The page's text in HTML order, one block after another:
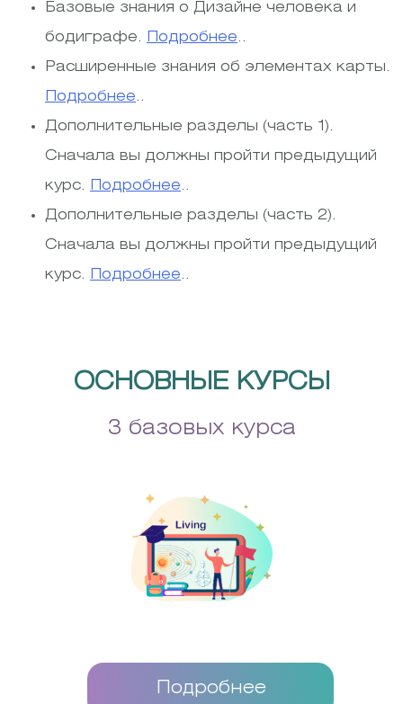
Базовые знания о Дизайне человека и
бодиграфе. Подробнее..
Расширенные знания об элементах карты.
Подробнее..
Дополнительные разделы (часть 1).
Сначала вы должны пройти предыдущий
курс. Подробнее..
Дополнительные разделы (часть 2).
Сначала вы должны пройти предыдущий
курс. Подробнее..
ОСНОВНЫЕ КУРСЫ
3 базовых курса
Подробнее